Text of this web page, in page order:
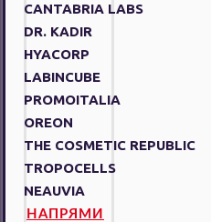
CANTABRIA LABS
DR. KADIR
HYACORP
LABINCUBE
PROMOITALIA
OREON
THE COSMETIC REPUBLIC
TROPOCELLS
NEAUVIA
НАПРЯМИ